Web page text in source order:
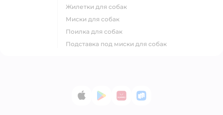
жилетки для собак
миски для собак
поилка для собак
подставка под миски для собак
App StoreGoogle Play
AppGallery
RuStore